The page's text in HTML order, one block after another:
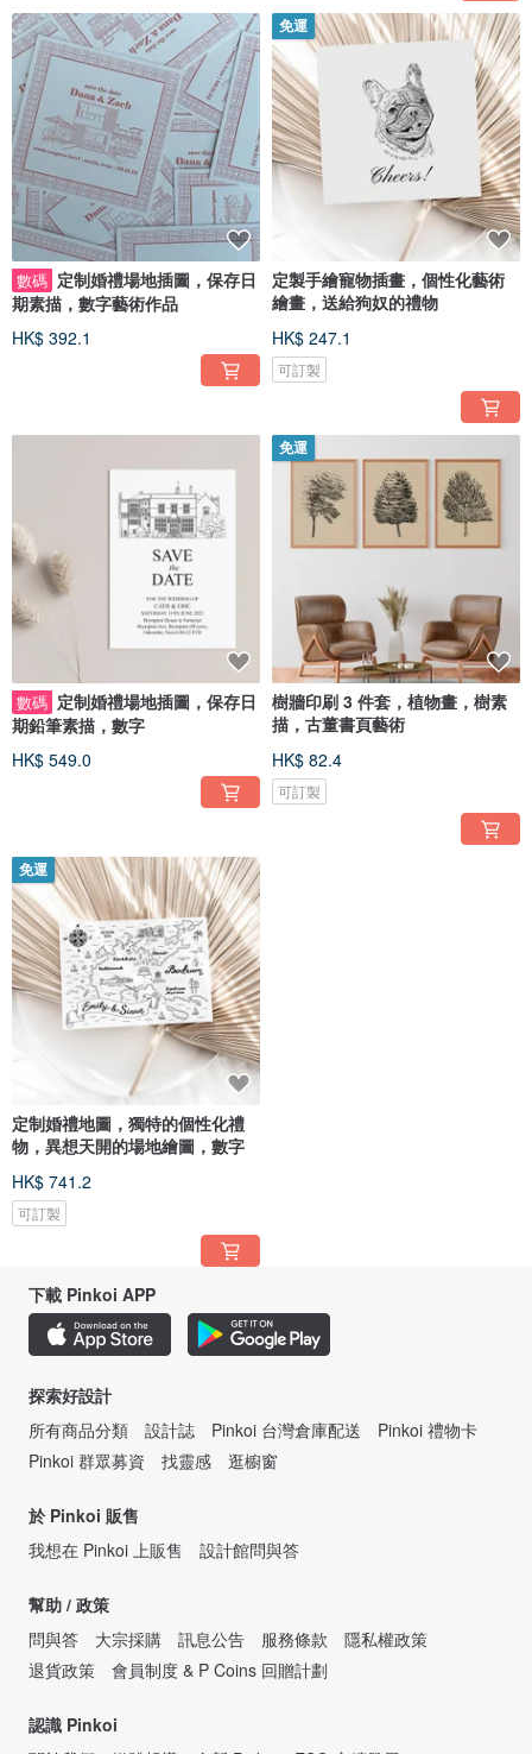
數碼 定制婚禮場地插圖，保存日
期素描，數字藝術作品
HK$ 392.1
免運
定製手繪寵物插畫，個性化藝術
繪畫，送給狗奴的禮物
HK$ 247.1
可訂製
數碼 定制婚禮場地插圖，保存日
期鉛筆素描，數字
HK$ 549.0
免運
樹牆印刷 3 件套，植物畫，樹素
描，古董書頁藝術
HK$ 82.4
可訂製
免運
定制婚禮地圖，獨特的個性化禮
物，異想天開的場地繪圖，數字
HK$ 741.2
可訂製
下載 Pinkoi APP
探索好設計
所有商品分類
設計誌 Pinkoi 台灣倉庫配送
Pinkoi 禮物卡
Pinkoi 群眾募資
找靈感 逛櫥窗
於 Pinkoi 販售
我想在 Pinkoi 上販售
設計館問與答
幫助 / 政策
問與答
大宗採購 訊息公告 服務條款
隱私權政策
退貨政策
會員制度 & P Coins 回贈計劃
認識 Pinkoi